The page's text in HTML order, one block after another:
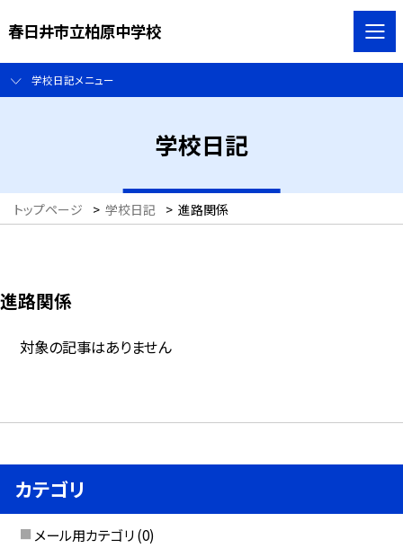
春日井市立柏原中学校
学校日記メニュー
学校日記
トップページ > 学校日記 > 進路関係
進路関係
対象の記事はありません
カテゴリ
メール用カテゴリ (0)